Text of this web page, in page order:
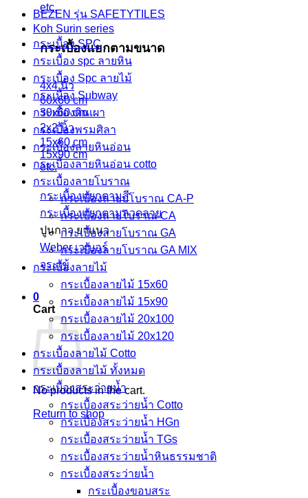
etc.
กระเบื้องแยกตามขนาด
4x4 นิ้ว
60x60 cm
30x60 cm
2x2 นิ้ว
15x60 cm
15x90 cm
etc.
กระเบื้องแยกตามสี
กระเบื้องแยกตามลวดลาย
ปูนกาว ยาแนว
Weber เวเบอร์
จระเข้
0
Cart
No products in the cart.
Return to shop
BEZEN รุ่น SAFETYTILES
Koh Surin series
กระเบื้อง SPC
กระเบื้อง spc ลายหิน
กระเบื้อง Spc ลายไม้
กระเบื้อง Subway
กระเบื้องดินเผา
กระเบื้องพรมศิลา
กระเบื้องลายหินอ่อน
กระเบื้องลายหินอ่อน cotto
กระเบื้องลายโบราณ
กระเบื้องลายบโบราณ CA-P
กระเบื้องลายโบราณ CA
กระเบื้องลายโบราณ GA
กระเบื้องลายโบราณ GA MIX
กระเบื้องลายไม้
กระเบื้องลายไม้ 15x60
กระเบื้องลายไม้ 15x90
กระเบื้องลายไม้ 20x100
กระเบื้องลายไม้ 20x120
กระเบื้องลายไม้ Cotto
กระเบื้องลายไม้ ทั้งหมด
กระเบื้องสระว่ายน้ำ
กระเบื้องสระว่ายน้ำ Cotto
กระเบื้องสระว่ายน้ำ HGn
กระเบื้องสระว่ายน้ำ TGs
กระเบื้องสระว่ายน้ำหินธรรมชาติ
กระเบื้องสระว่ายนํ้า
กระเบื้องขอบสระ